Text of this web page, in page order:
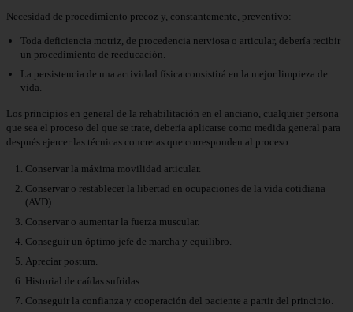
Necesidad de procedimiento precoz y, constantemente, preventivo:
Toda deficiencia motriz, de procedencia nerviosa o articular, debería recibir
un procedimiento de reeducación.
La persistencia de una actividad física consistirá en la mejor limpieza de
vida.
Los principios en general de la rehabilitación en el anciano, cualquier persona
que sea el proceso del que se trate, debería aplicarse como medida general para
después ejercer las técnicas concretas que corresponden al proceso.
Conservar la máxima movilidad articular.
Conservar o restablecer la libertad en ocupaciones de la vida cotidiana
(AVD).
Conservar o aumentar la fuerza muscular.
Conseguir un óptimo jefe de marcha y equilibro.
Apreciar postura.
Historial de caídas sufridas.
Conseguir la confianza y cooperación del paciente a partir del principio.